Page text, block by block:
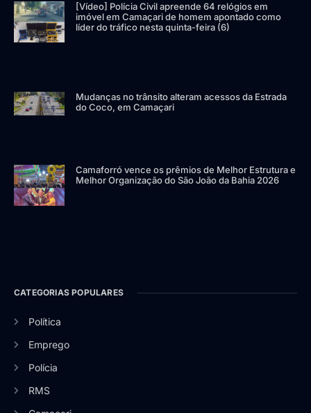
[Vídeo] Polícia Civil apreende 64 relógios em
imóvel em Camaçari de homem apontado como
líder do tráfico nesta quinta-feira (6)
Mudanças no trânsito alteram acessos da Estrada
do Coco, em Camaçari
Camaforró vence os prêmios de Melhor Estrutura e
Melhor Organização do São João da Bahia 2026
CATEGORIAS POPULARES
Política
Emprego
Polícia
RMS